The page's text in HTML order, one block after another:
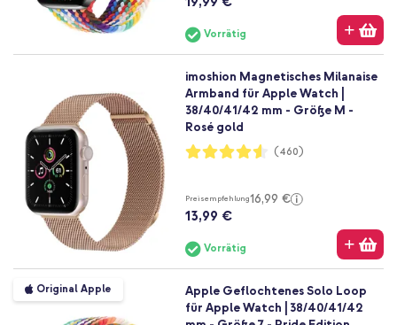
Vorrätig
imoshion Magnetisches Milanaise
Armband für Apple Watch |
38/40/41/42 mm - Größe M -
Rosé gold
Bewertung:
91%
(460)
Preisempfehlung16,99 €
13,99 €
Vorrätig
Original Apple
Apple Geflochtenes Solo Loop
für Apple Watch | 38/40/41/42